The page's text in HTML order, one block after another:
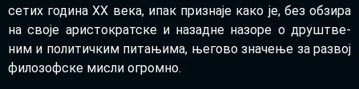
се­тих го­ди­на XX ве­ка, ипак при­зна­је ка­ко је, без об­зи­ра
на сво­је ари­сто­крат­ске и на­зад­не на­зо­ре о дру­штве­
ним и по­ли­тич­ким пи­та­њи­ма, ње­го­во зна­че­ње за раз­вој
фи­ло­зоф­ске ми­сли огром­но.